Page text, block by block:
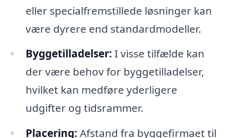
eller specialfremstillede løsninger kan
være dyrere end standardmodeller.
Byggetilladelser: I visse tilfælde kan
der være behov for byggetilladelser,
hvilket kan medføre yderligere
udgifter og tidsrammer.
Placering: Afstand fra byggefirmaet til